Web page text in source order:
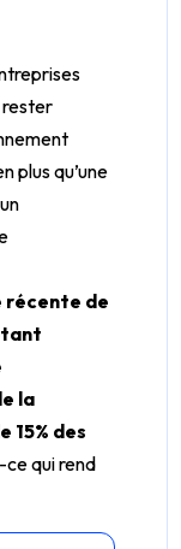
plus qu’une
récente de
la
des
ce qui rend